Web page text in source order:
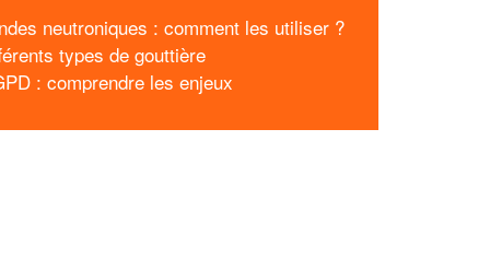
neutroniques : comment les utiliser ?
types de gouttière
: comprendre les enjeux